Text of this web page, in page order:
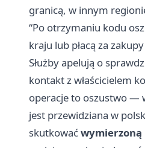
granicą, w innym
“Po otrzymaniu kodu
kraju lub płacą za
Służby apelują o
kontakt z właścicielem
operacje to oszustwo —
jest przewidziana w
skutkowaćwymierzoną